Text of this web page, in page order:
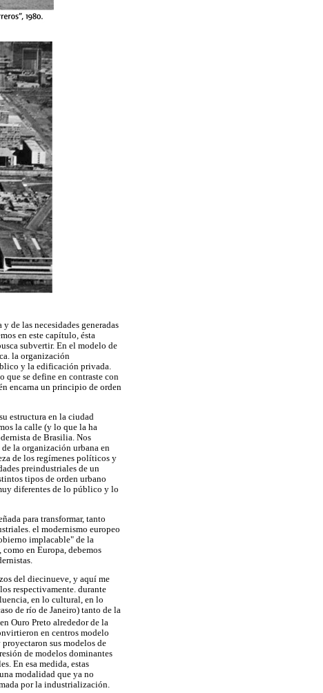
de las necesidades generadas
en este capítulo, ésta
subvertir. En el modelo de
la organización
y la edificación privada.
que se define en contraste con
encarna un principio de orden
estructura en la ciudad
la calle (y lo que la ha
de Brasilia. Nos
la organización urbana en
de los regímenes políticos y
preindustriales de un
tipos de orden urbano
diferentes de lo público y lo
para transformar, tanto
el modernismo europeo
implacable" de la
en Europa, debemos
del diecinueve, y aquí me
respectivamente. durante
en lo cultural, en lo
de río de Janeiro) tanto de la
Ouro Preto alrededor de la
en centros modelo
proyectaron sus modelos de
de modelos dominantes
En esa medida, estas
modalidad que ya no
por la industrialización.